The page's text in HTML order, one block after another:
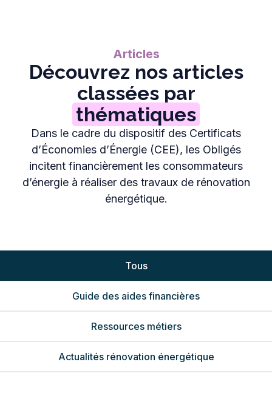
Articles
Découvrez nos articles
classées par
thématiques
Dans le cadre du dispositif des Certificats
d’Économies d’Énergie (CEE), les Obligés
incitent financièrement les consommateurs
d’énergie à réaliser des travaux de rénovation
énergétique.
Tous
Guide des aides financières
Ressources métiers
Actualités rénovation énergétique